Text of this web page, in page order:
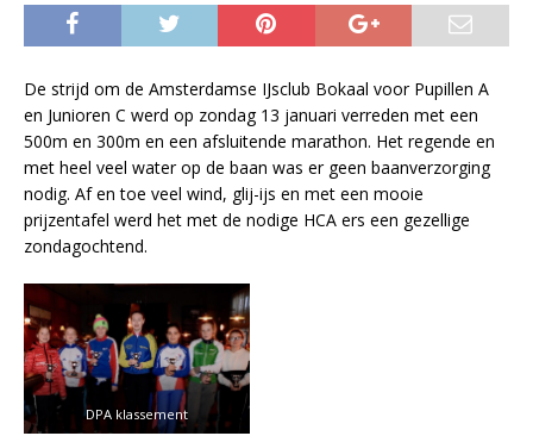
De strijd om de Amsterdamse IJsclub Bokaal voor Pupillen A
en Junioren C werd op zondag 13 januari verreden met een
500m en 300m en een afsluitende marathon. Het regende en
met heel veel water op de baan was er geen baanverzorging
nodig. Af en toe veel wind, glij-ijs en met een mooie
prijzentafel werd het met de nodige HCA ers een gezellige
zondagochtend.
DPA klassement